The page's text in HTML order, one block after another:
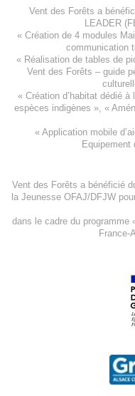
Vent des Forêts a
LEADER
« Création de 4 modules
communication
« Réalisation de tables de
Vent des Forêts – guide
« Création d’habitat dédié
espèces indigènes », «
« Application mobile
Equipement
Vent des Forêts a bénéficié
la Jeunesse OFAJ/DFJW
dans le cadre du programme
France-